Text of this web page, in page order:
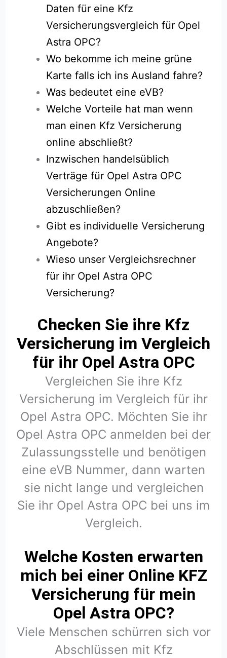
Daten für eine Kfz
Versicherungsvergleich für Opel
Astra OPC?
Wo bekomme ich meine grüne
Karte falls ich ins Ausland fahre?
Was bedeutet eine eVB?
Welche Vorteile hat man wenn
man einen Kfz Versicherung
online abschließt?
Inzwischen handelsüblich
Verträge für Opel Astra OPC
Versicherungen Online
abzuschließen?
Gibt es individuelle Versicherung
Angebote?
Wieso unser Vergleichsrechner
für ihr Opel Astra OPC
Versicherung?
Checken Sie ihre Kfz
Versicherung im Vergleich
für ihr Opel Astra OPC
Vergleichen Sie ihre Kfz
Versicherung im Vergleich für ihr
Opel Astra OPC. Möchten Sie ihr
Opel Astra OPC anmelden bei der
Zulassungsstelle und benötigen
eine eVB Nummer, dann warten
sie nicht lange und vergleichen
Sie ihr Opel Astra OPC bei uns im
Vergleich.
Welche Kosten erwarten
mich bei einer Online KFZ
Versicherung für mein
Opel Astra OPC?
Viele Menschen schürren sich vor
Abschlüssen mit Kfz